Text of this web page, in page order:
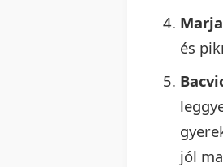
és
jól